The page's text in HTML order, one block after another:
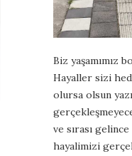
Biz yaşamımız
Hayaller sizi
olursa olsun
ve sırası
hayalimizi